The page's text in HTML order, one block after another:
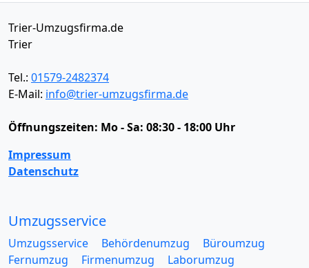
Trier-Umzugsfirma.de
Trier
Tel.: 01579-2482374
E-Mail: info@trier-umzugsfirma.de
Öffnungszeiten: Mo - Sa: 08:30 - 18:00 Uhr
Impressum
Datenschutz
Umzugsservice
Umzugsservice Behördenumzug
Büroumzug
Fernumzug
Firmenumzug
Laborumzug